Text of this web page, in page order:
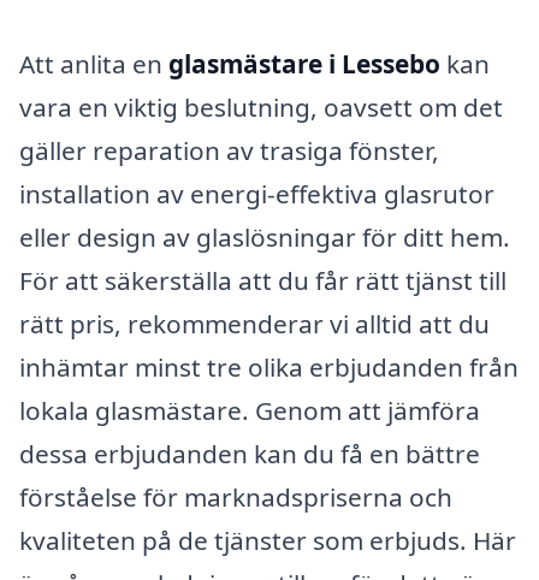
Att anlita en glasmästare i Lessebo kan
vara en viktig beslutning, oavsett om det
gäller reparation av trasiga fönster,
installation av energi-effektiva glasrutor
eller design av glaslösningar för ditt hem.
För att säkerställa att du får rätt tjänst till
rätt pris, rekommenderar vi alltid att du
inhämtar minst tre olika erbjudanden från
lokala glasmästare. Genom att jämföra
dessa erbjudanden kan du få en bättre
förståelse för marknadspriserna och
kvaliteten på de tjänster som erbjuds. Här